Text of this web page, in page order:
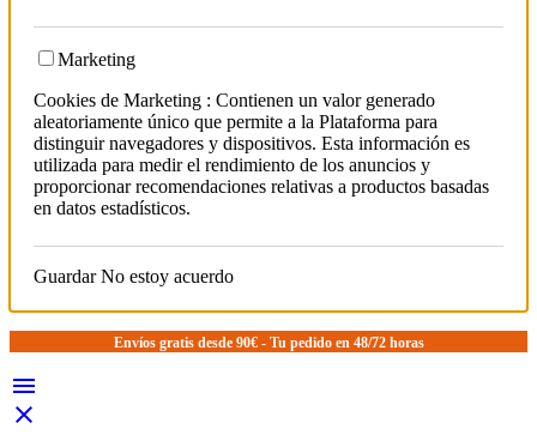
Marketing
Cookies de Marketing : Contienen un valor generado
aleatoriamente único que permite a la Plataforma para
distinguir navegadores y dispositivos. Esta información es
utilizada para medir el rendimiento de los anuncios y
proporcionar recomendaciones relativas a productos basadas
en datos estadísticos.
GuardarNo estoy acuerdo
Envíos gratis desde 90€ - Tu pedido en 48/72 horas

